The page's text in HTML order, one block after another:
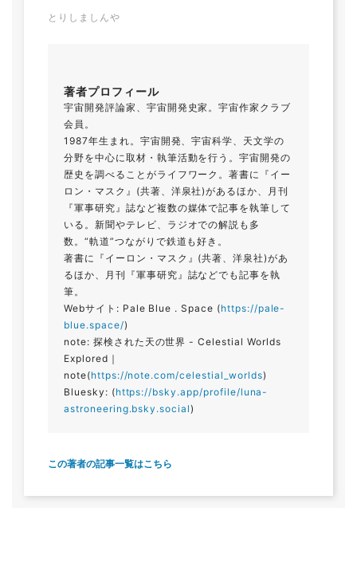
とりしましんや
著者プロフィール
宇宙開発評論家、宇宙開発史家。宇宙作家クラブ
会員。
1987年生まれ。宇宙開発、宇宙科学、天文学の
分野を中心に取材・執筆活動を行う。宇宙開発の
歴史を調べることがライフワーク。著書に『イー
ロン・マスク』(共著、洋泉社)があるほか、月刊
『軍事研究』誌など複数の媒体で記事を執筆して
いる。新聞やテレビ、ラジオでの解説も多
数。“軌道”つながりで鉄道も好き。
著書に『イーロン・マスク』(共著、洋泉社)があ
るほか、月刊『軍事研究』誌などでも記事を執
筆。
Webサイト: Pale Blue . Space (https://pale-
blue.space/)
note: 探検された天の世界 - Celestial Worlds
Explored｜
note(https://note.com/celestial_worlds)
Bluesky: (https://bsky.app/profile/luna-
astroneering.bsky.social)
この著者の記事一覧はこちら